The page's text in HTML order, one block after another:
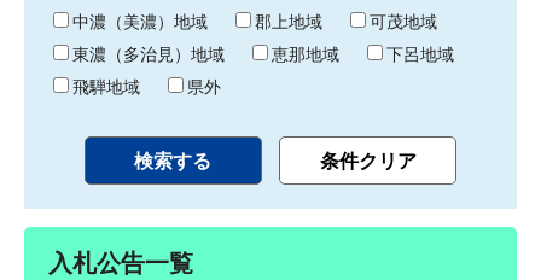
中濃（美濃）地域
郡上地域
可茂地域
東濃（多治見）地域
恵那地域
下呂地域
飛騨地域
県外
入札公告一覧